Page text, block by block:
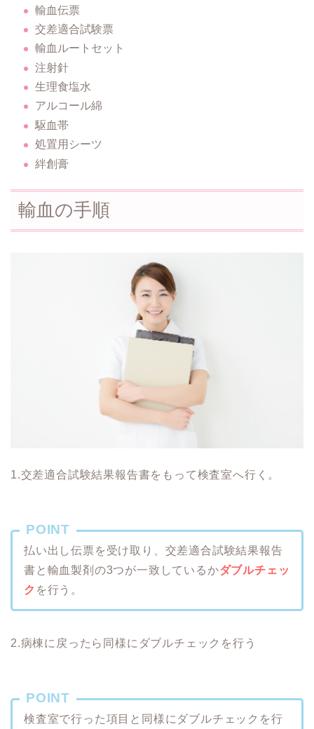
輸血伝票
交差適合試験票
輸血ルートセット
注射針
生理食塩水
アルコール綿
駆血帯
処置用シーツ
絆創膏
輸血の手順
1.交差適合試験結果報告書をもって検査室へ行く。
POINT
払い出し伝票を受け取り、交差適合試験結果報告
書と輸血製剤の3つが一致しているかダブルチェッ
ク を行う。
2.病棟に戻ったら同様にダブルチェックを行う
POINT
検査室で行った項目と同様にダブルチェックを行